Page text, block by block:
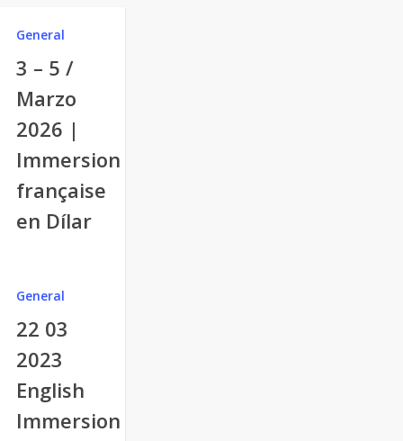
General
3 – 5 /
Marzo
2026 |
Immersion
française
en Dílar
General
22 03
2023
English
Immersion